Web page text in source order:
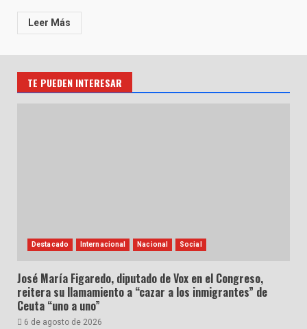
Leer Más
TE PUEDEN INTERESAR
Destacado Internacional Nacional Social
José María Figaredo, diputado de Vox en el Congreso,
reitera su llamamiento a “cazar a los inmigrantes” de
Ceuta “uno a uno”
6 de agosto de 2026